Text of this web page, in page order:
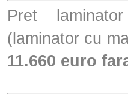
Pret
(laminator cu
11.660 euro